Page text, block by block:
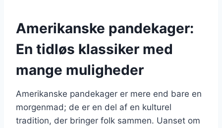
Amerikanske pandekager:
En tidløs klassiker med
mange muligheder
Amerikanske pandekager er mere end bare en
morgenmad; de er en del af en kulturel
tradition, der bringer folk sammen. Uanset om